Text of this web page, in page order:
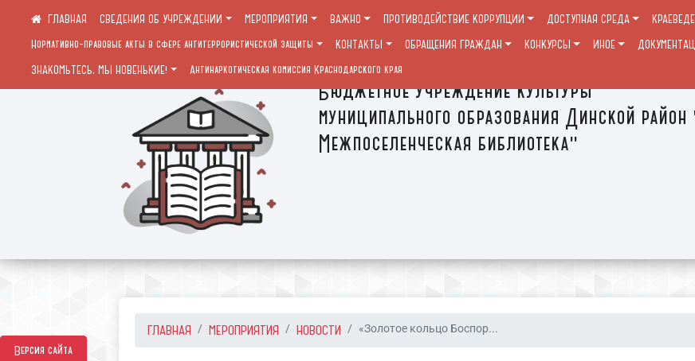
Версия сайта
Бюджетное учреждение культуры
муниципального образования Динской район
Межпоселенческая библиотека"
СВЕДЕНИЯ ОБ УЧРЕЖДЕНИИ МЕРОПРИЯТИЯ ВАЖНО ПРОТИВОДЕЙСТВИЕ КОРРУПЦИИ ДОСТУПНАЯ СРЕДА
Нормативно-правовые акты в сфере антитеррористической защиты
КОНТАКТЫ ОБРАЩЕНИЯ ГРАЖДАН КОНКУРСЫ ИНОЕ
ЗНАКОМЬТЕСЬ, МЫ НОВЕНЬКИЕ!
Антинаркотическая комиссия Краснодарского края
ГЛАВНАЯ МЕРОПРИЯТИЯ НОВОСТИ «Золотое кольцо Боспор...